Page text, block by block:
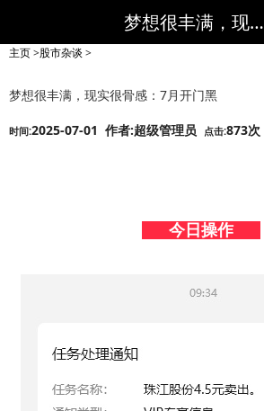
梦想很丰满，现实很骨感：7月开门黑-股市杂谈-短线黑马,短线股票,短线炒股,实战,荐股,操盘,超级短线,令人叹为观止的短线炒股!-超级短线
主页>股市杂谈 >
梦想很丰满，现实很骨感：7月开门黑
时间:2025-07-01 作者:超级管理员 点击:873次
今日操作